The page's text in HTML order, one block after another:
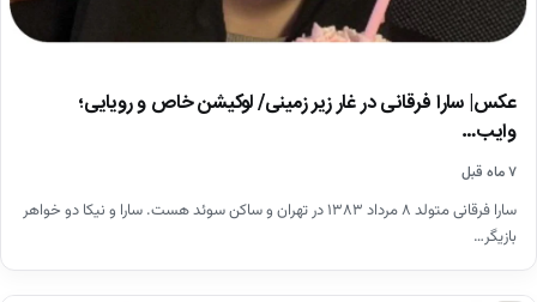
عکس| سارا فرقانی در غار زیر زمینی/ لوکیشن خاص و رویایی؛
وایب…
۷ ماه قبل
سارا فرقانی متولد ۸ مرداد ۱۳۸۳ در تهران و ساکن سوئد هست. سارا و نیکا دو خواهر
بازیگر…